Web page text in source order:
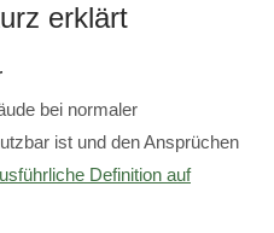
erklärt
bei normaler
ist und den Ansprüchen
Definition auf